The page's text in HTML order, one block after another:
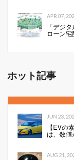
APR 07,
「デジ
ローン
ホット記事
JUN 23,
【EVの
は、数
Webモー
AUG 21,